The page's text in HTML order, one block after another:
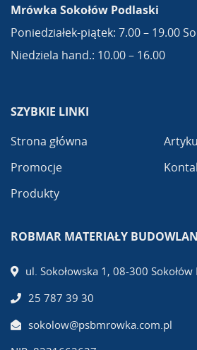
Mrówka Sokołów Podlaski
Poniedziałek-piątek: 7.00 – 19.00
Niedziela hand.: 10.00 – 16.00
SZYBKIE LINKI
Strona główna
Promocje
Produkty
ROBMAR MATERIAŁY
ul. Sokołowska 1, 08-300 Sokołów
25 787 39 30
sokolow@psbmrowka.com.pl